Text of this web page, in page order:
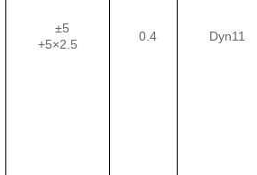
±5
+5×2.5
0.4 Dyn11